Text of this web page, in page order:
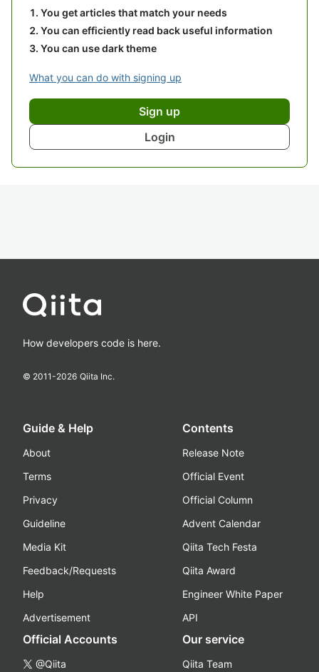
You get articles that match your needs
You can efficiently read back useful information
You can use dark theme
What you can do with signing up
Sign up
Login
How developers code is here.
© 2011-2026 Qiita Inc.
Guide & Help
About
Terms
Privacy
Guideline
Media Kit
Feedback/Requests
Help
Advertisement
Contents
Release Note
Official Event
Official Column
Advent Calendar
Qiita Tech Festa
Qiita Award
Engineer White Paper
API
Official Accounts
@Qiita
Our service
Qiita Team